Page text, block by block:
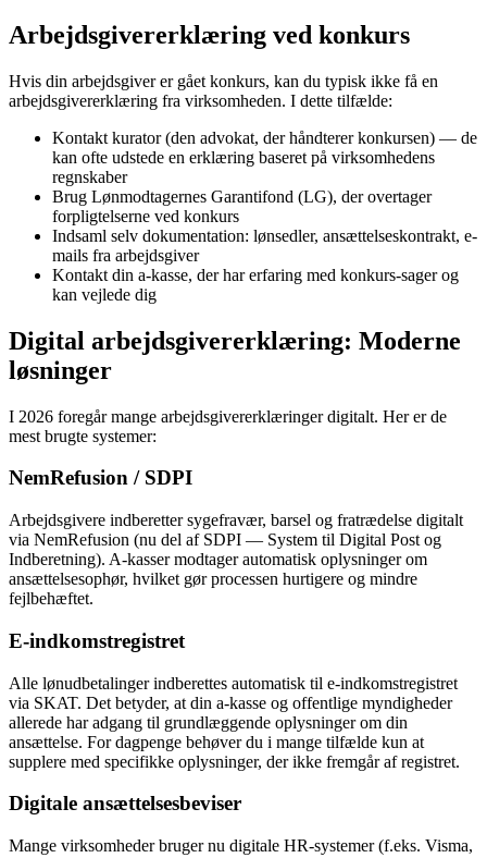
Arbejdsgivererklæring ved konkurs
Hvis din arbejdsgiver er gået konkurs, kan du typisk ikke få en
arbejdsgivererklæring fra virksomheden. I dette tilfælde:
Kontakt kurator (den advokat, der håndterer konkursen) — de
kan ofte udstede en erklæring baseret på virksomhedens
regnskaber
Brug Lønmodtagernes Garantifond (LG), der overtager
forpligtelserne ved konkurs
Indsaml selv dokumentation: lønsedler, ansættelseskontrakt, e-
mails fra arbejdsgiver
Kontakt din a-kasse, der har erfaring med konkurs-sager og
kan vejlede dig
Digital arbejdsgivererklæring: Moderne
løsninger
I 2026 foregår mange arbejdsgivererklæringer digitalt. Her er de
mest brugte systemer:
NemRefusion / SDPI
Arbejdsgivere indberetter sygefravær, barsel og fratrædelse digitalt
via NemRefusion (nu del af SDPI — System til Digital Post og
Indberetning). A-kasser modtager automatisk oplysninger om
ansættelsesophør, hvilket gør processen hurtigere og mindre
fejlbehæftet.
E-indkomstregistret
Alle lønudbetalinger indberettes automatisk til e-indkomstregistret
via SKAT. Det betyder, at din a-kasse og offentlige myndigheder
allerede har adgang til grundlæggende oplysninger om din
ansættelse. For dagpenge behøver du i mange tilfælde kun at
supplere med specifikke oplysninger, der ikke fremgår af registret.
Digitale ansættelsesbeviser
Mange virksomheder bruger nu digitale HR-systemer (f.eks. Visma,